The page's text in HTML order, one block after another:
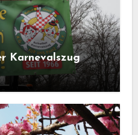
Karnevalszug